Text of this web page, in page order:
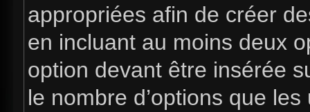
appropriées afin de créer
en incluant au moins deux
option devant être insérée
le nombre d’options que